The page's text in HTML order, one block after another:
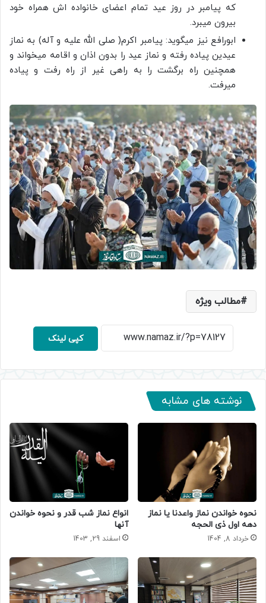
که پیامبر در روز عید تمام اعضای خانواده اش همراه خود
بیرون میبرد.
ابورافع نیز میگوید: پیامبر اکرم( صلی الله علیه و آله) به نماز
عیدین پیاده رفته و نماز عید را بدون اذان و اقامه میخواند و
همچنین راه برگشت را به راهی غیر از راه رفت و پیاده
میرفت.
مطالب ویژه
کپی لینک
نوشته های مشابه
نحوه خواندن نماز واعدنا یا نماز
دهه اول ذی الحجه
خرداد 8, 1404
انواع نماز شب قدر و نحوه خواندن
آنها
اسفند 29, 1403